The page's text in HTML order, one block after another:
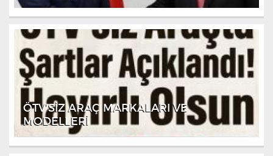
ÖTV’SİZ ARAÇ MARKALARI VE
MODELLERİ